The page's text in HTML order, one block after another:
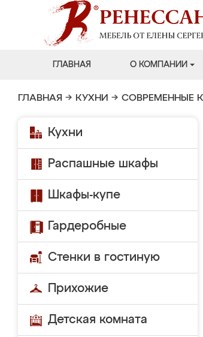
ГЛАВНАЯ О КОМПАНИИ
ГЛАВНАЯ → КУХНИ → СОВРЕМЕННЫЕ
Кухни
Распашные шкафы
Шкафы-купе
Гардеробные
Стенки в гостиную
Прихожие
Детская комната